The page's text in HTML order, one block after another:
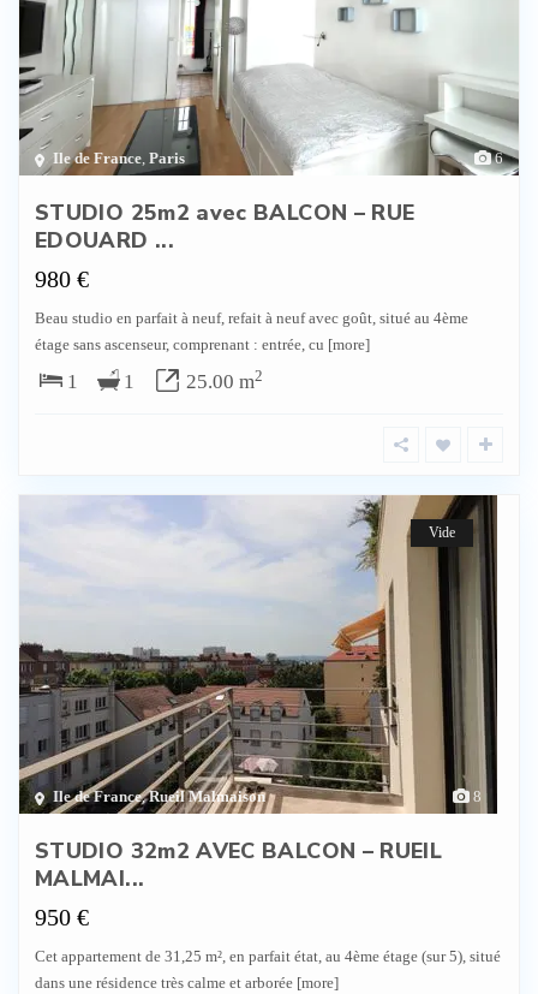
6
Ile de France, Paris
STUDIO 25m2 avec BALCON – RUE
EDOUARD ...
980 €
Beau studio en parfait à neuf, refait à neuf avec goût, situé au 4ème
étage sans ascenseur, comprenant : entrée, cu [more]
1 1 25.00 m2
8
Ile de France,Rueil Malmaison
Vide
STUDIO 32m2 AVEC BALCON – RUEIL
MALMAI...
950 €
Cet appartement de 31,25 m², en parfait état, au 4ème étage (sur 5), situé
dans une résidence très calme et arborée [more]